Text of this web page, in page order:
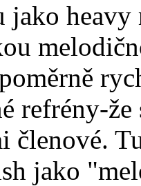
jako
refrény-
členové.
jako